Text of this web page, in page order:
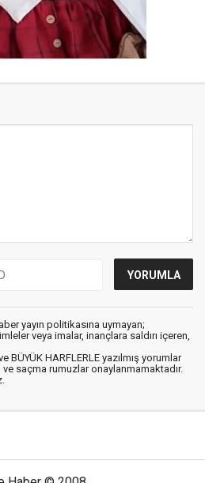
yayın politikasına uymayan;
veya imalar, inançlara saldırı içeren,
BÜYÜK HARFLERLE yazılmış yorumlar
ve saçma rumuzlar onaylanmamaktadır.